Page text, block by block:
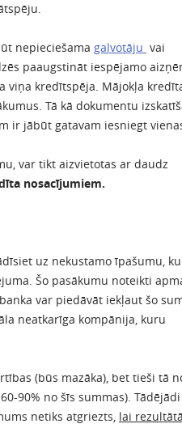
nepieciešama galvotāju vai
paaugstināt iespējamo
viņa kredītspēja. Mājokļa
Tā kā dokumentu
ir jābūt gatavam iesniegt
var tikt aizvietotas ar daudz
nosacījumiem.
uz nekustamo īpašumu,
Šo pasākumu noteikti
var piedāvāt iekļaut šo
neatkarīga kompānija, kuru
(būs mazāka), bet tieši tā
90% no šīs summas). Tādējādi
netiks atgriezts, lai